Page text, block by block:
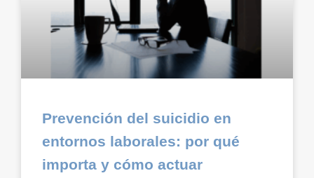
Prevención del suicidio en
entornos laborales: por qué
importa y cómo actuar